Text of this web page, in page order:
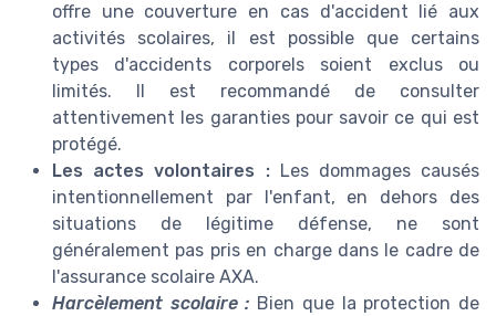
offre une couverture en cas d'accident lié aux
activités scolaires, il est possible que certains
types d'accidents corporels soient exclus ou
limités. Il est recommandé de consulter
attentivement les garanties pour savoir ce qui est
protégé.
Les actes volontaires :Les dommages causés
intentionnellement par l'enfant, en dehors des
situations de légitime défense, ne sont
généralement pas pris en charge dans le cadre de
l'assurance scolaire AXA.
Harcèlement scolaire : Bien que la protection de